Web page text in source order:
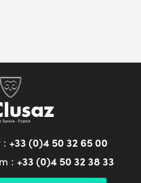
: +33 (0)4 50 32 65 00
: +33 (0)4 50 32 38 33